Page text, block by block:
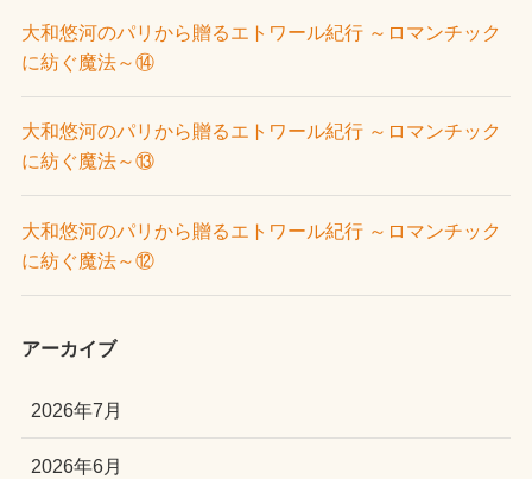
大和悠河のパリから贈るエトワール紀行 ～ロマンチック
に紡ぐ魔法～⑭
大和悠河のパリから贈るエトワール紀行 ～ロマンチック
に紡ぐ魔法～⑬
大和悠河のパリから贈るエトワール紀行 ～ロマンチック
に紡ぐ魔法～⑫
アーカイブ
2026年7月
2026年6月